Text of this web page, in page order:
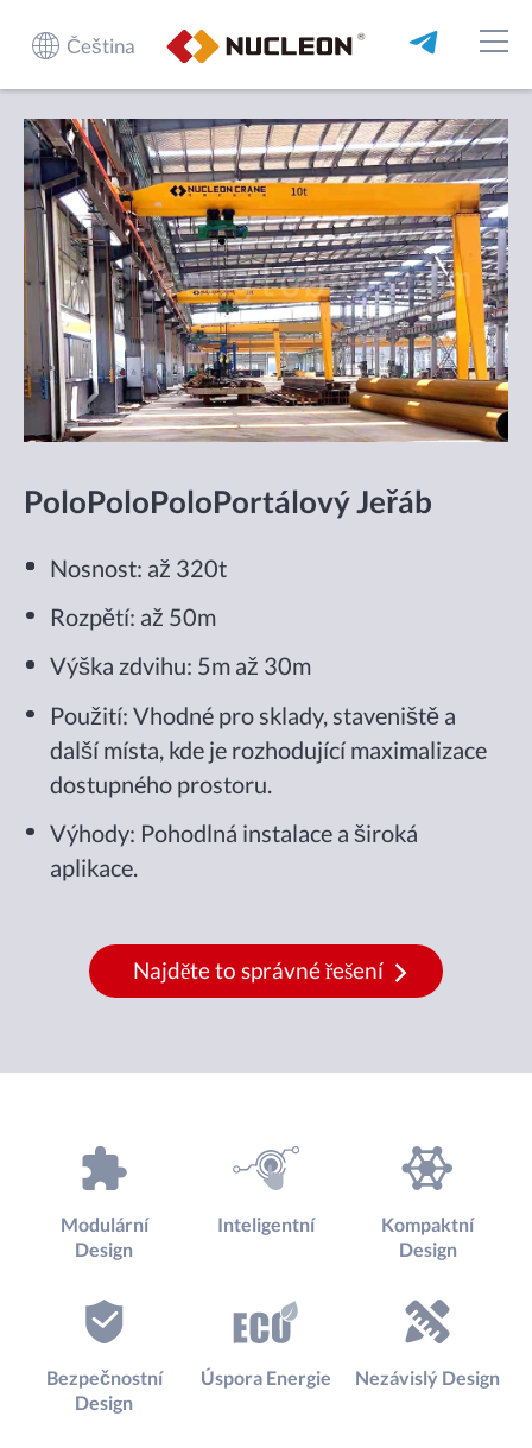
Čeština
PoloPoloPoloPortálový Jeřáb
Nosnost: až 320t
Rozpětí: až 50m
Výška zdvihu: 5m až 30m
Použití: Vhodné pro sklady, staveniště a
další místa, kde je rozhodující maximalizace
dostupného prostoru.
Výhody: Pohodlná instalace a široká
aplikace.
Najděte to správné řešení
Modulární
Design
Inteligentní
Kompaktní
Design
Bezpečnostní
Design
Úspora Energie Nezávislý Design